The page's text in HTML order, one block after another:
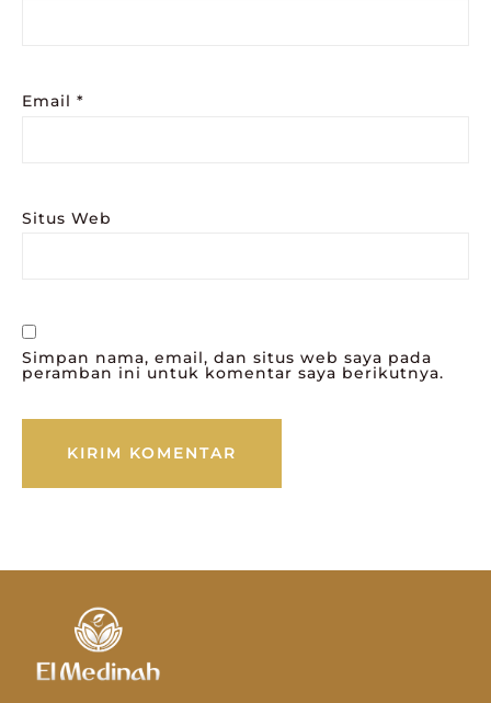
Email *
Situs Web
Simpan nama, email, dan situs web saya pada
peramban ini untuk komentar saya berikutnya.